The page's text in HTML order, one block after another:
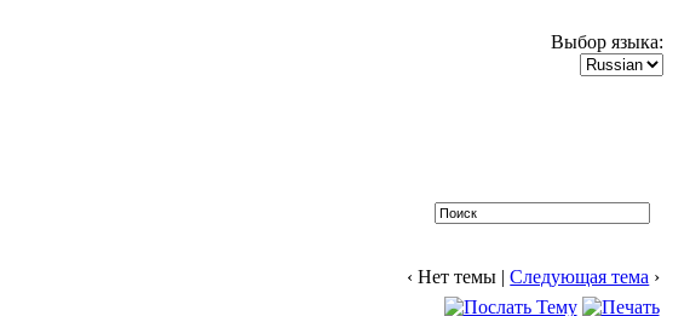
Выбор языка:
‹ Нет темы |Следующая тема ›